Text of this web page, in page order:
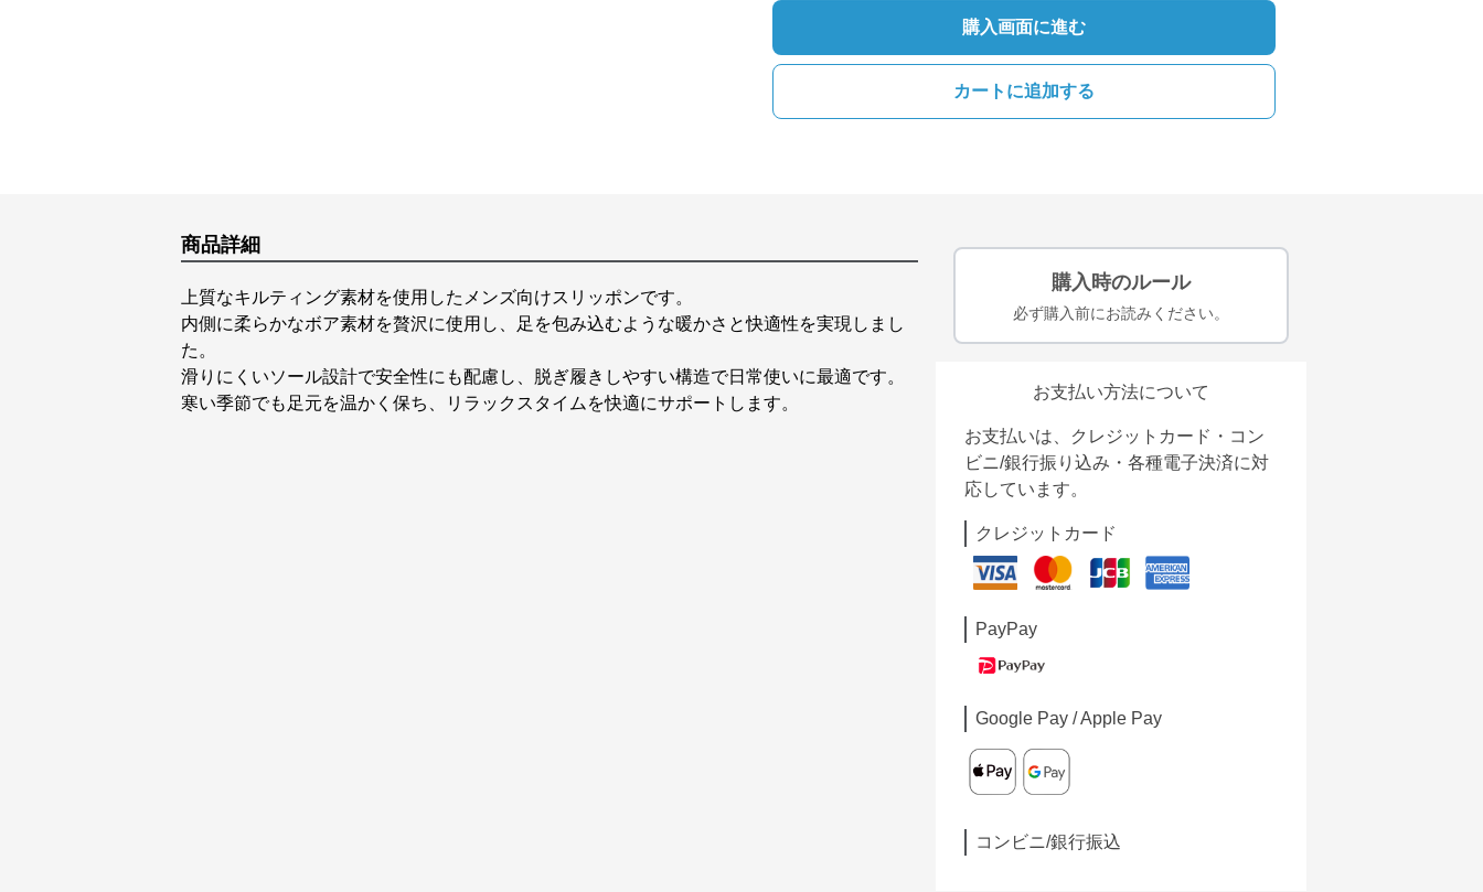
購入画面に進む
カートに追加する
商品詳細
上質なキルティング素材を使用したメンズ向けスリッポンです。
内側に柔らかなボア素材を贅沢に使用し、足を包み込むような暖かさと快適性を実現しまし
た。
滑りにくいソール設計で安全性にも配慮し、脱ぎ履きしやすい構造で日常使いに最適です。
寒い季節でも足元を温かく保ち、リラックスタイムを快適にサポートします。
購入時のルール
必ず購入前にお読みください。
お支払い方法について
お支払いは、クレジットカード・コン
ビニ/銀行振り込み・各種電子決済に対
応しています。
クレジットカード
PayPay
Google Pay / Apple Pay
コンビニ/銀行振込